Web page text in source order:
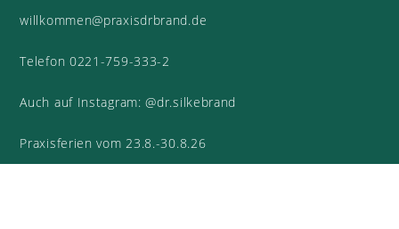
willkommen@praxisdrbrand.de
Telefon 0221-759-333-2
Auch auf Instagram: @dr.silkebrand
Praxisferien vom 23.8.-30.8.26